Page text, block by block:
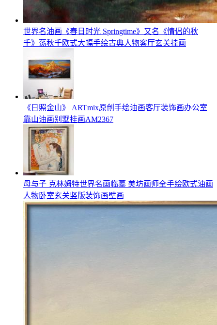
世界名油画《春日时光 Springtime》又名《情侣的秋
千》荡秋千欧式大幅手绘古典人物客厅玄关挂画
《日照金山》 ARTmix原创手绘油画客厅装饰画办公室
靠山油画别墅挂画AM2367
母与子 克林姆特世界名画临摹 美坊画师全手绘欧式油画
人物卧室玄关竖版装饰画壁画